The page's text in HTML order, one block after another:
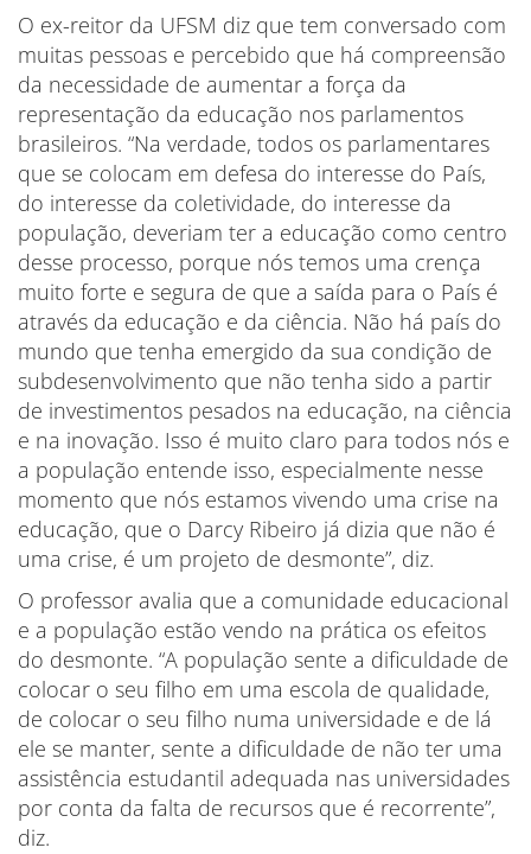
O ex-reitor da UFSM diz que tem conversado com
muitas pessoas e percebido que há compreensão
da necessidade de aumentar a força da
representação da educação nos parlamentos
brasileiros. “Na verdade, todos os parlamentares
que se colocam em defesa do interesse do País,
do interesse da coletividade, do interesse da
população, deveriam ter a educação como centro
desse processo, porque nós temos uma crença
muito forte e segura de que a saída para o País é
através da educação e da ciência. Não há país do
mundo que tenha emergido da sua condição de
subdesenvolvimento que não tenha sido a partir
de investimentos pesados na educação, na ciência
e na inovação. Isso é muito claro para todos nós e
a população entende isso, especialmente nesse
momento que nós estamos vivendo uma crise na
educação, que o Darcy Ribeiro já dizia que não é
uma crise, é um projeto de desmonte”, diz.
O professor avalia que a comunidade educacional
e a população estão vendo na prática os efeitos
do desmonte. “A população sente a dificuldade de
colocar o seu filho em uma escola de qualidade,
de colocar o seu filho numa universidade e de lá
ele se manter, sente a dificuldade de não ter uma
assistência estudantil adequada nas universidades
por conta da falta de recursos que é recorrente”,
diz.